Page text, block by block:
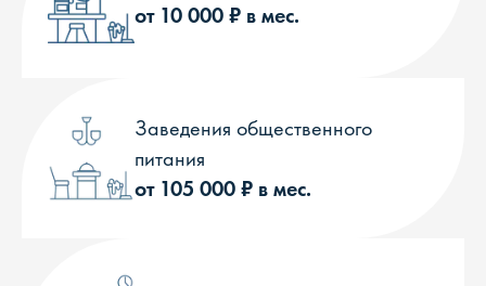
от 10 000 ₽ в мес.
Заведения общественного
питания
от 105 000 ₽ в мес.